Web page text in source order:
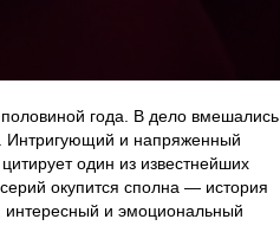
года. В дело вмешались
. Интригующий и напряженный
один из известнейших
окупится сполна — история
интересный и эмоциональный